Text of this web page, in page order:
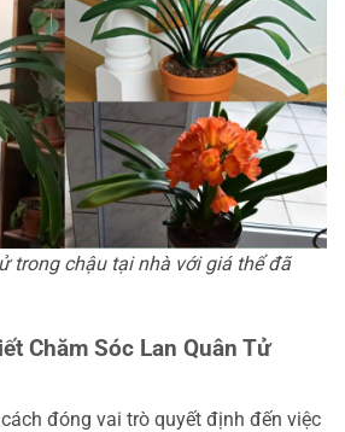
trong chậu tại nhà với giá thể đã
Chăm Sóc Lan Quân Tử
đóng vai trò quyết định đến việc